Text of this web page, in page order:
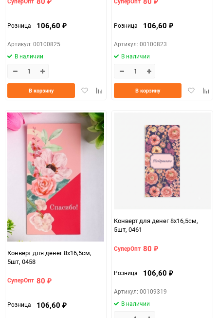
₽
Розница 106,60 ₽
Артикул: 00100825
В наличии
ДобавитьДобавить
В корзину
₽
Розница 106,60 ₽
Артикул: 00100823
В наличии
Добавить
В корзину
Конверт для денег 8х16,5см,
5шт, 0458
СуперОпт 80 ₽
Розница 106,60 ₽
Конверт для денег 8х16,5см,
5шт, 0461
СуперОпт 80 ₽
Розница 106,60 ₽
Артикул: 00109319
В наличии